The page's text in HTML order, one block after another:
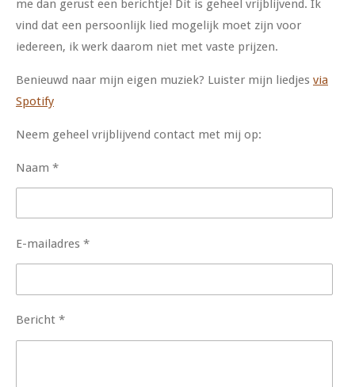
me dan gerust een berichtje! Dit is geheel vrijblijvend. Ik
vind dat een persoonlijk lied mogelijk moet zijn voor
iedereen, ik werk daarom niet met vaste prijzen.
Benieuwd naar mijn eigen muziek? Luister mijn liedjes via
Spotify
Neem geheel vrijblijvend contact met mij op:
Naam *
E-mailadres *
Bericht *